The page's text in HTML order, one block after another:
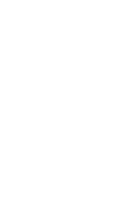
per
per